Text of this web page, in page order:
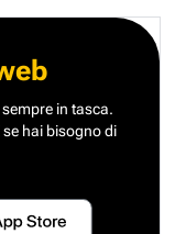
in tasca.
se hai bisogno di